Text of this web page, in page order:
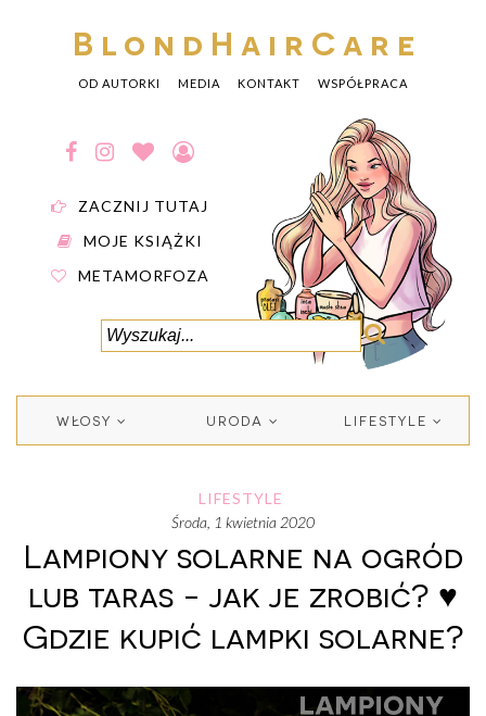
BlondHairCare
OD AUTORKI MEDIA KONTAKT WSPÓŁPRACA
ZACZNIJ TUTAJ
MOJE KSIĄŻKI
METAMORFOZA
WŁOSY URODA LIFESTYLE
LIFESTYLE
środa, 1 kwietnia 2020
Lampiony solarne na ogród
lub taras - jak je zrobić? ♥
Gdzie kupić lampki solarne?